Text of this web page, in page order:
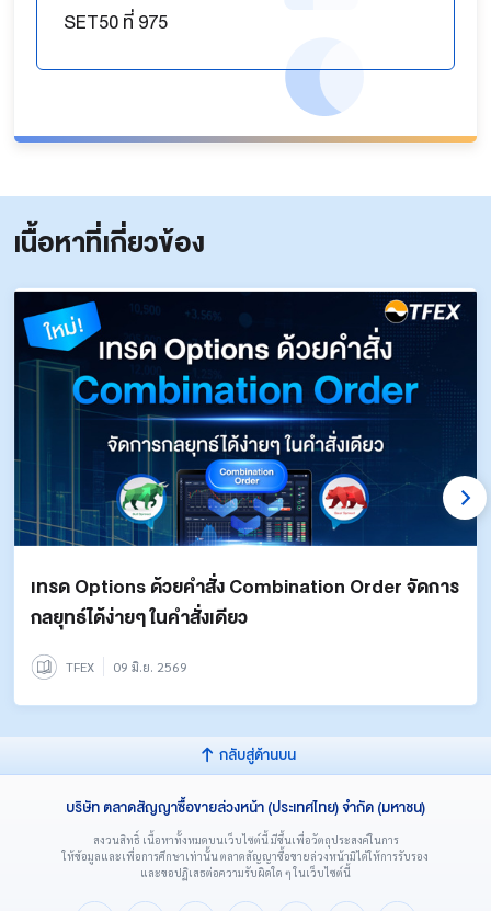
SET50 ที่ 975
เนื้อหาที่เกี่ยวข้อง
เทรด Options ด้วยคำสั่ง Combination Order จัดการ
กลยุทธ์ได้ง่ายๆ ในคำสั่งเดียว
TFEX 09 มิ.ย. 2569
กลับสู่ด้านบน
บริษัท ตลาดสัญญาซื้อขายล่วงหน้า (ประเทศไทย) จำกัด (มหาชน)
สงวนสิทธิ์ เนื้อหาทั้งหมดบนเว็บไซต์นี้ มีขึ้นเพื่อวัตถุประสงค์ในการ
ให้ข้อมูลและเพื่อการศึกษาเท่านั้น ตลาดสัญญาซื้อขายล่วงหน้ามิได้ให้การรับรอง
และขอปฏิเสธต่อความรับผิดใด ๆ ในเว็บไซต์นี้